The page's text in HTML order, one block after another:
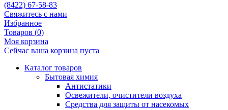
(8422) 67-58-83
Свяжитесь с нами
Избранное
Товаров (0)
Моя корзина
Сейчас ваша корзина пуста
Каталог товаров
Бытовая химия
Антистатики
Освежители, очистители воздуха
Средства для защиты от насекомых